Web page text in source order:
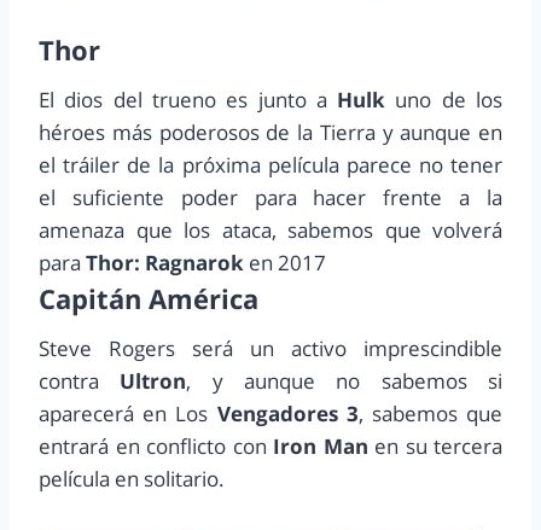
Thor
El dios del trueno es junto a Hulk uno de los
héroes más poderosos de la Tierra y aunque en
el tráiler de la próxima película parece no tener
el suficiente poder para hacer frente a la
amenaza que los ataca, sabemos que volverá
para Thor: Ragnarok en 2017
Capitán América
Steve Rogers será un activo imprescindible
contra Ultron, y aunque no sabemos si
aparecerá en Los Vengadores 3, sabemos que
entrará en conflicto con Iron Man en su tercera
película en solitario.